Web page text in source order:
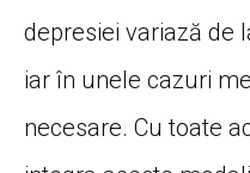
depresiei variază de
iar în unele cazuri
necesare. Cu toate